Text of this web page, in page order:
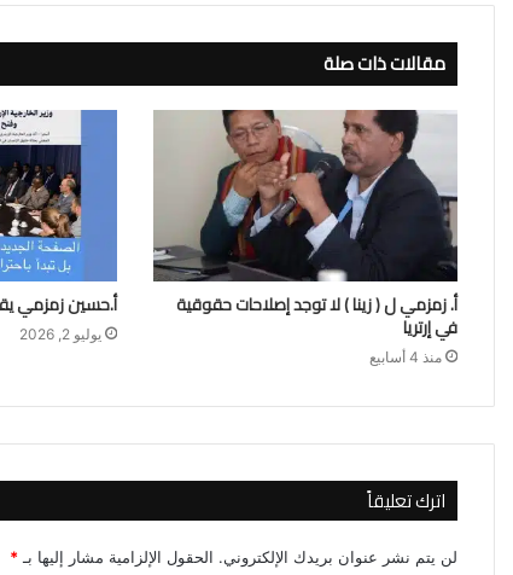
مقالات ذات صلة
أ. زمزمي ل ( زينا ) لا توجد إصلاحات حقوقية
في إرتريا
منذ 4 أسابيع
أ.حسين زمزمي
يوليو 2, 2026
اترك تعليقاً
لن يتم نشر عنوان بريدك الإلكتروني. الحقول الإلزامية مشار إليها بـ *